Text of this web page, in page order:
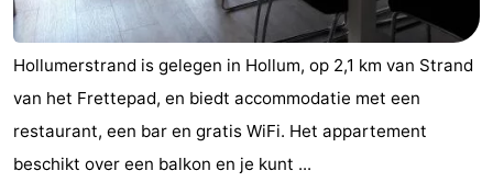
Hollumerstrand is gelegen in Hollum, op 2,1 km van Strand
van het Frettepad, en biedt accommodatie met een
restaurant, een bar en gratis WiFi. Het appartement
beschikt over een balkon en je kunt ...